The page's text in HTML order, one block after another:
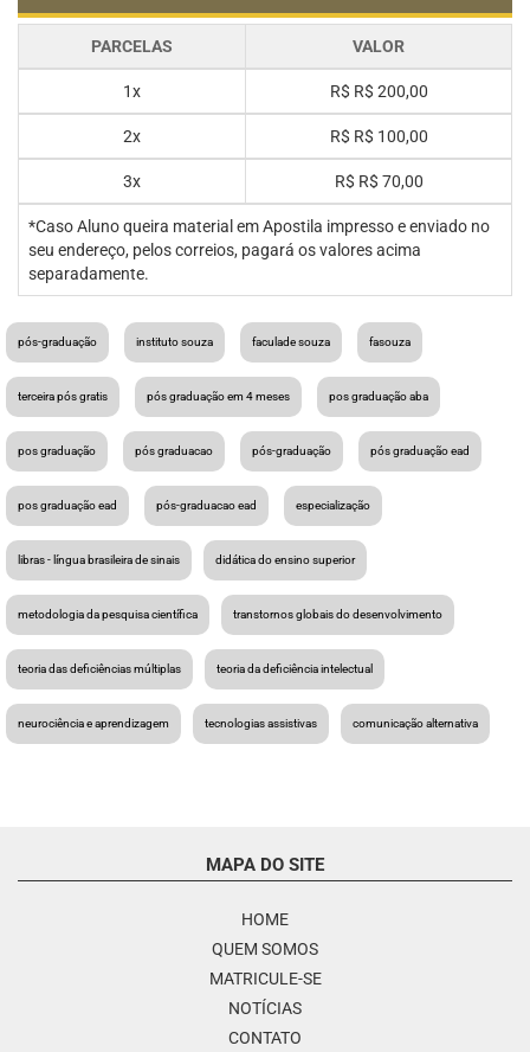
PARCELAS VALOR
1x R$ R$ 200,00
2x R$ R$ 100,00
3x R$ R$ 70,00
*Caso Aluno queira material em Apostila impresso e enviado no
seu endereço, pelos correios, pagará os valores acima
separadamente.
pós-graduação instituto souza faculade souza fasouza
terceira pós gratis pós graduação em 4 meses pos graduação aba
pos graduação pós graduacao pós-graduação pós graduação ead
pos graduação ead pós-graduacao ead especialização
libras - língua brasileira de sinais didática do ensino superior
metodologia da pesquisa científica transtornos globais do desenvolvimento
teoria das deficiências múltiplas teoria da deficiência intelectual
neurociência e aprendizagem tecnologias assistivas comunicação alternativa
MAPA DO SITE
HOME
QUEM SOMOS
MATRICULE-SE
NOTÍCIAS
CONTATO